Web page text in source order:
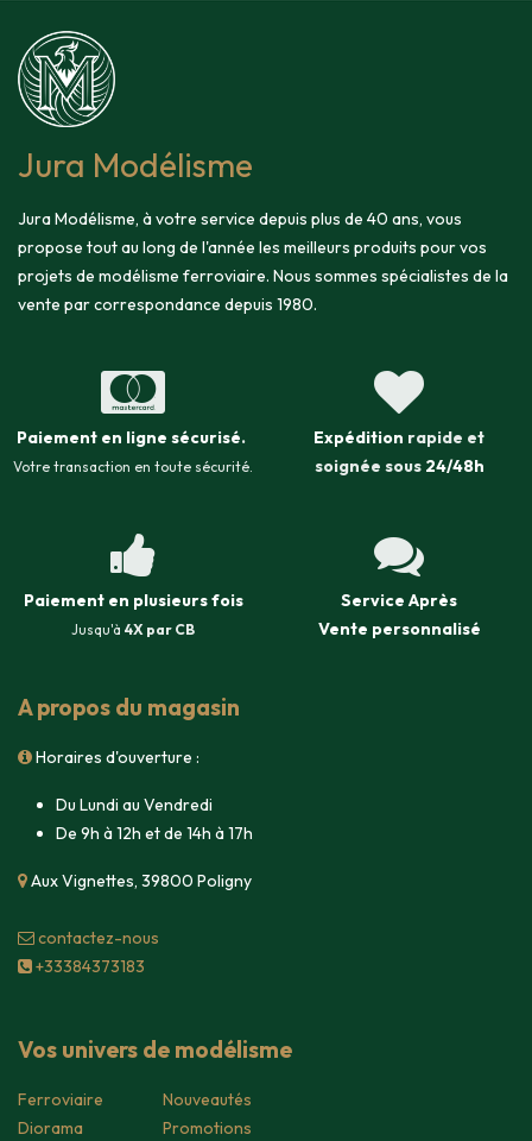
Jura Modélisme
Jura Modélisme, à votre service depuis plus de 40 ans, vous
propose tout au long de l'année les meilleurs produits pour vos
projets de modélisme ferroviaire. Nous sommes spécialistes de la
vente par correspondance depuis 1980.
Paiement en ligne sécurisé.
Votre transaction en toute sécurité.
Expédition rapide et
soignée sous 24/48h
Paiement en plusieurs fois
Jusqu'à 4X par CB
Service Après
Vente personnalisé
A propos du magasin
Horaires d'ouverture :
Du Lundi au Vendredi
De 9h à 12h et de 14h à 17h
Aux Vignettes, 39800 Poligny
contacte​z-nous
+33384373183
Vos univers de modélisme
Ferroviaire
Diorama
Nouveautés
Promotions